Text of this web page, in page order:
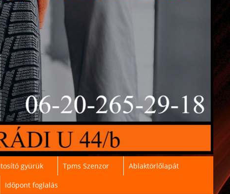
gyürük Tpms Szenzor Ablaktörlőlapát
Időpont foglalás